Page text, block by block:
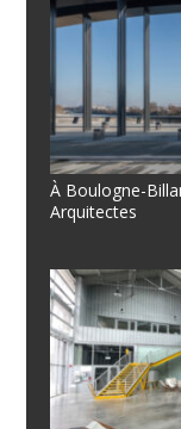
À Boulogne-
Arquitectes